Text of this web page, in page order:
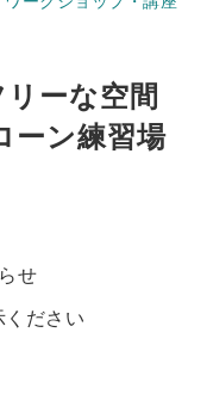
ーな空間
ーン練習場
せ
ください